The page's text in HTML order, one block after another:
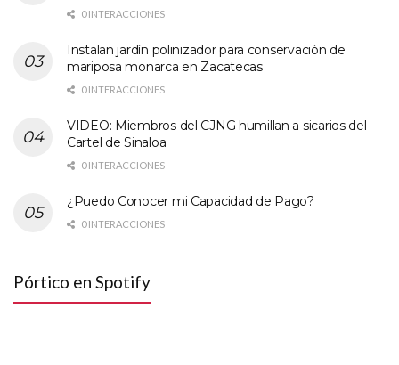
0 INTERACCIONES
Instalan jardín polinizador para conservación de
mariposa monarca en Zacatecas
0 INTERACCIONES
VIDEO: Miembros del CJNG humillan a sicarios del
Cartel de Sinaloa
0 INTERACCIONES
¿Puedo Conocer mi Capacidad de Pago?
0 INTERACCIONES
Pórtico en Spotify